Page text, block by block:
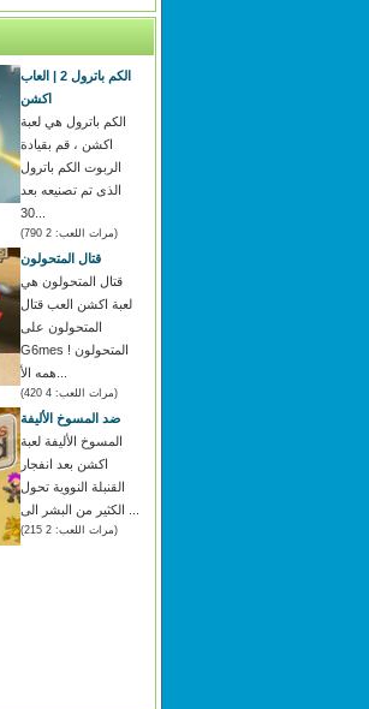
الكم باترول 2 | العاب
اكشن
الكم باترول هي لعبة
اكشن ، قم بقيادة
الربوت الكم باترول
الذى تم تصنيعه بعد
(مرات اللعب: 2 790)
قتال المتحولون
قتال المتحولون هي
لعبة اكشن العب قتال
المتحولون على
G6mes ! المتحولون
(مرات اللعب: 4 420)
ضد المسوخ الأليفة
المسوخ الأليفة لعبة
اكشن بعد انفجار
القنبلة النووية تحول
(مرات اللعب: 2 215)